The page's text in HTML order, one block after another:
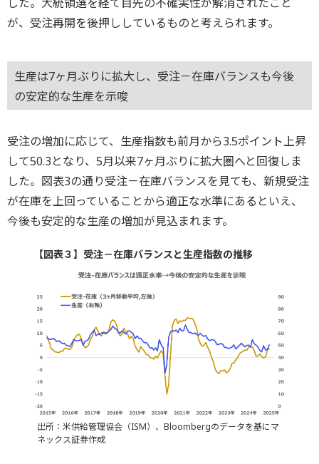
した。大統領選を経て目先の不確実性が解消されたこと
が、受注再開を後押ししているものと考えられます。
生産は7ヶ月ぶりに拡大し、受注－在庫バランスも今後
の安定的な生産を示唆
受注の増加に応じて、生産指数も前月から3.5ポイント上昇
して50.3となり、5月以来7ヶ月ぶりに拡大圏へと回復しま
した。図表3の通り受注－在庫バランスを見ても、新規受注
が在庫を上回っていることから適正な水準にあるといえ、
今後も安定的な生産の増加が見込まれます。
【図表３】受注－在庫バランスと生産指数の推移
出所：米供給管理協会（ISM）、Bloombergのデータを基にマ
ネックス証券作成